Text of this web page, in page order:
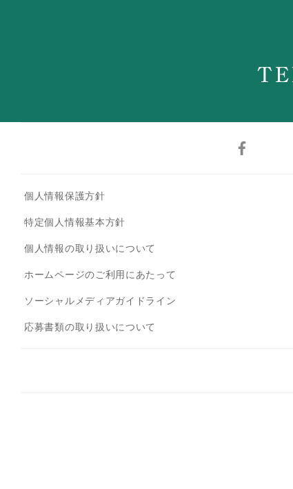
個人情報保護方針
特定個人情報基本方針
個人情報の取り扱いについて
ホームページのご利用にあたって
ソーシャルメディアガイドライン
応募書類の取り扱いについて